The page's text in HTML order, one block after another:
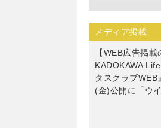
メディア掲載
【WEB広告掲載
KADOKAWA
タスクラブWEB
(金)公開に「ウ